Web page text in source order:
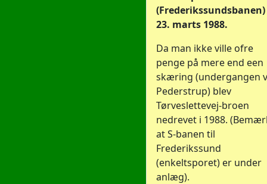
(Frederikssundsbanen)
23. marts 1988.
Da man ikke ville ofre
penge på mere end een
skæring (undergangen
Pederstrup) blev
Tørveslettevej-broen
nedrevet i 1988.
at S-banen til
Frederikssund
(enkeltsporet) er under
anlæg).